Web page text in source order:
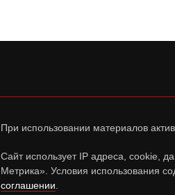
При использовании материалов
Сайт использует IP адреса, cookie,
Метрика». Условия использования
соглашении